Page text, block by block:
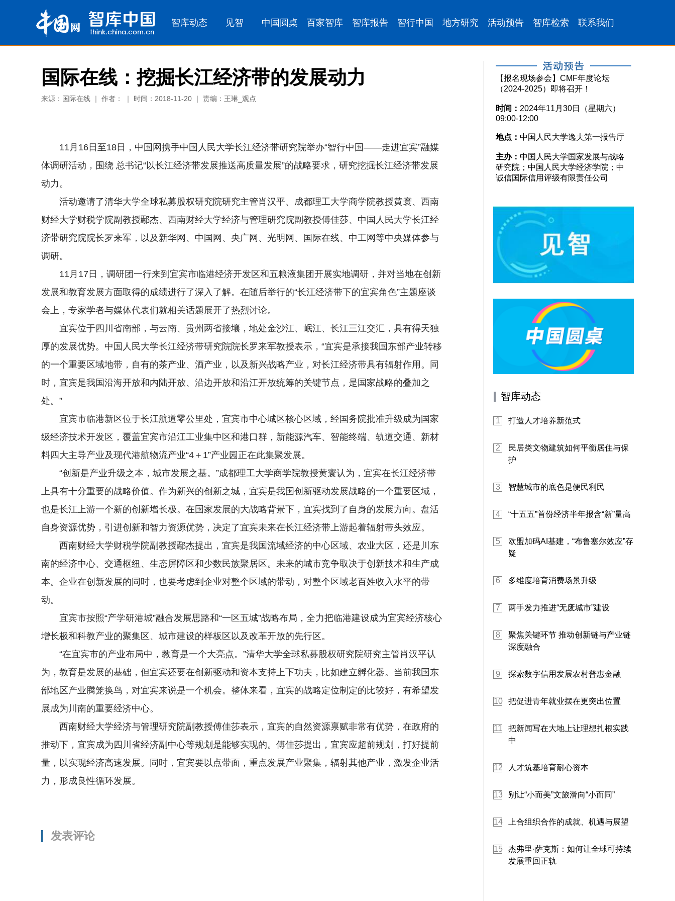
国际在线：挖掘长江经济带的发展动力
来源：国际在线 ｜ 作者： ｜ 时间：2018-11-20 ｜ 责编：王琳_观点
11月16日至18日，中国网携手中国人民大学长江经济带研究院举办“智行中国——走进宜宾”融媒
体调研活动，围绕 总书记“以长江经济带发展推送高质量发展”的战略要求，研究挖掘长江经济带发展
动力。
活动邀请了清华大学全球私募股权研究院研究主管肖汉平、成都理工大学商学院教授黄寰、西南
财经大学财税学院副教授鄢杰、西南财经大学经济与管理研究院副教授傅佳莎、中国人民大学长江经
济带研究院院长罗来军，以及新华网、中国网、央广网、光明网、国际在线、中工网等中央媒体参与
调研。
11月17日，调研团一行来到宜宾市临港经济开发区和五粮液集团开展实地调研，并对当地在创新
发展和教育发展方面取得的成绩进行了深入了解。在随后举行的“长江经济带下的宜宾角色”主题座谈
会上，专家学者与媒体代表们就相关话题展开了热烈讨论。
宜宾位于四川省南部，与云南、贵州两省接壤，地处金沙江、岷江、长江三江交汇，具有得天独
厚的发展优势。中国人民大学长江经济带研究院院长罗来军教授表示，“宜宾是承接我国东部产业转移
的一个重要区域地带，自有的茶产业、酒产业，以及新兴战略产业，对长江经济带具有辐射作用。同
时，宜宾是我国沿海开放和内陆开放、沿边开放和沿江开放统筹的关键节点，是国家战略的叠加之
处。”
宜宾市临港新区位于长江航道零公里处，宜宾市中心城区核心区域，经国务院批准升级成为国家
级经济技术开发区，覆盖宜宾市沿江工业集中区和港口群，新能源汽车、智能终端、轨道交通、新材
料四大主导产业及现代港航物流产业“4＋1”产业园正在此集聚发展。
“创新是产业升级之本，城市发展之基。”成都理工大学商学院教授黄寰认为，宜宾在长江经济带
上具有十分重要的战略价值。作为新兴的创新之城，宜宾是我国创新驱动发展战略的一个重要区域，
也是长江上游一个新的创新增长极。在国家发展的大战略背景下，宜宾找到了自身的发展方向。盘活
自身资源优势，引进创新和智力资源优势，决定了宜宾未来在长江经济带上游起着辐射带头效应。
西南财经大学财税学院副教授鄢杰提出，宜宾是我国流域经济的中心区域、农业大区，还是川东
南的经济中心、交通枢纽、生态屏障区和少数民族聚居区。未来的城市竞争取决于创新技术和生产成
本。企业在创新发展的同时，也要考虑到企业对整个区域的带动，对整个区域老百姓收入水平的带
动。
宜宾市按照“产学研港城”融合发展思路和“一区五城”战略布局，全力把临港建设成为宜宾经济核心
增长极和科教产业的聚集区、城市建设的样板区以及改革开放的先行区。
“在宜宾市的产业布局中，教育是一个大亮点。”清华大学全球私募股权研究院研究主管肖汉平认
为，教育是发展的基础，但宜宾还要在创新驱动和资本支持上下功夫，比如建立孵化器。当前我国东
部地区产业腾笼换鸟，对宜宾来说是一个机会。整体来看，宜宾的战略定位制定的比较好，有希望发
展成为川南的重要经济中心。
西南财经大学经济与管理研究院副教授傅佳莎表示，宜宾的自然资源禀赋非常有优势，在政府的
推动下，宜宾成为四川省经济副中心等规划是能够实现的。傅佳莎提出，宜宾应超前规划，打好提前
量，以实现经济高速发展。同时，宜宾要以点带面，重点发展产业聚集，辐射其他产业，激发企业活
力，形成良性循环发展。
发表评论